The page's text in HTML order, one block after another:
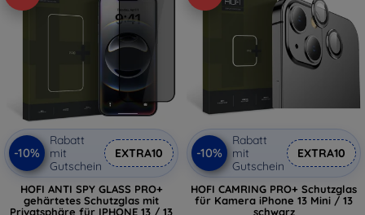
-10%
Rabatt
mit
Gutschein
EXTRA10
HOFI ANTI SPY GLASS PRO+
gehärtetes Schutzglas mit
Privatsphäre für IPHONE 13 / 13
-10%
Rabatt
mit
Gutschein
EXTRA10
HOFI CAMRING PRO+ Schutzglas
für Kamera iPhone 13 Mini / 13
schwarz